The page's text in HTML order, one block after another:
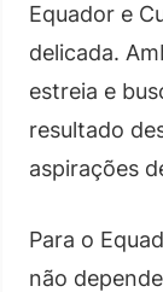
Equador e
delicada.
estreia e
resultado
aspirações
Para o
não